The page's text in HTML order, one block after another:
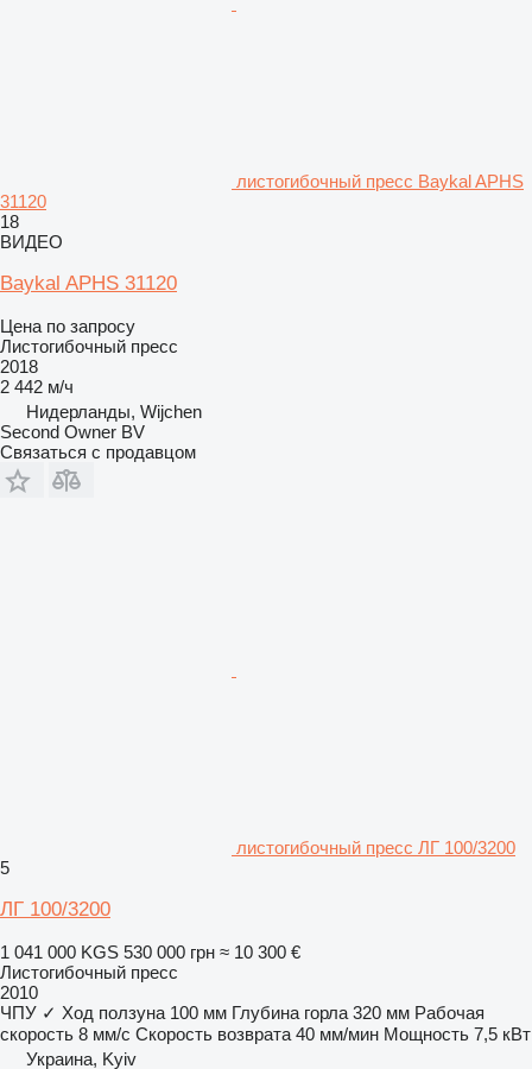
листогибочный пресс Baykal APHS
31120
18
ВИДЕО
Baykal APHS 31120
Цена по запросу
Листогибочный пресс
2018
2 442 м/ч
Нидерланды, Wijchen
Second Owner BV
Связаться с продавцом
листогибочный пресс ЛГ 100/3200
5
ЛГ 100/3200
1 041 000 KGS 530 000 грн ≈ 10 300 €
Листогибочный пресс
2010
ЧПУ ✓ Ход ползуна 100 мм Глубина горла 320 мм Рабочая
скорость 8 мм/с Скорость возврата 40 мм/мин Мощность 7,5 кВт
Украина, Kyiv